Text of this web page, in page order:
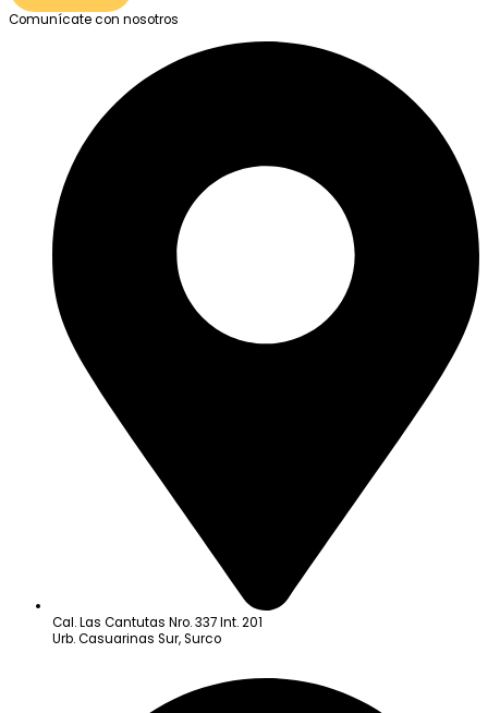
Comunícate con nosotros
Cal. Las Cantutas Nro. 337 Int. 201
Urb. Casuarinas Sur, Surco